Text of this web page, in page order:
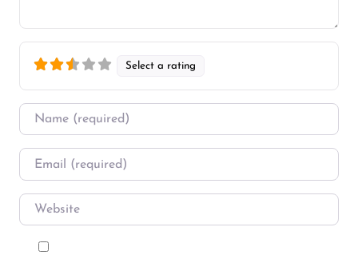
Select a rating
Name
Email
Website